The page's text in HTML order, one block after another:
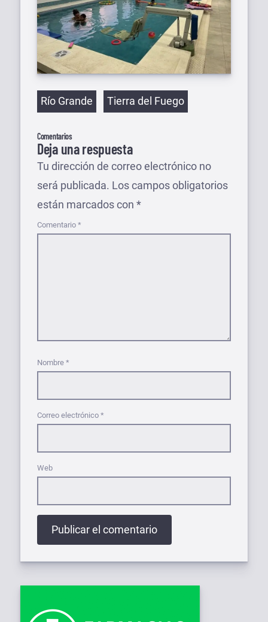
Etiquetas
Río Grande Tierra del Fuego
Comentarios
Deja una respuesta
Tu dirección de correo electrónico no
será publicada. Los campos obligatorios
están marcados con *
Comentario *
Nombre *
Correo electrónico *
Web